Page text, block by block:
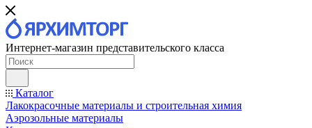
Интернет-магазин представительского класса
Каталог
Лакокрасочные материалы и строительная химия
Аэрозольные материалы